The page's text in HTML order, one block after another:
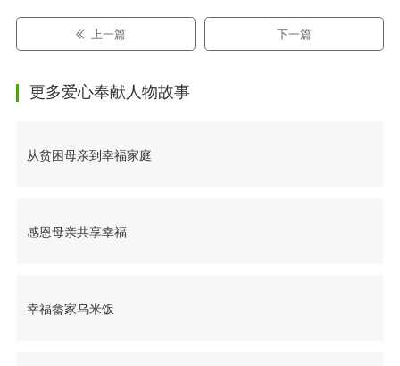
上一篇 下一篇
更多爱心奉献人物故事
从贫困母亲到幸福家庭
感恩母亲共享幸福
幸福畲家乌米饭